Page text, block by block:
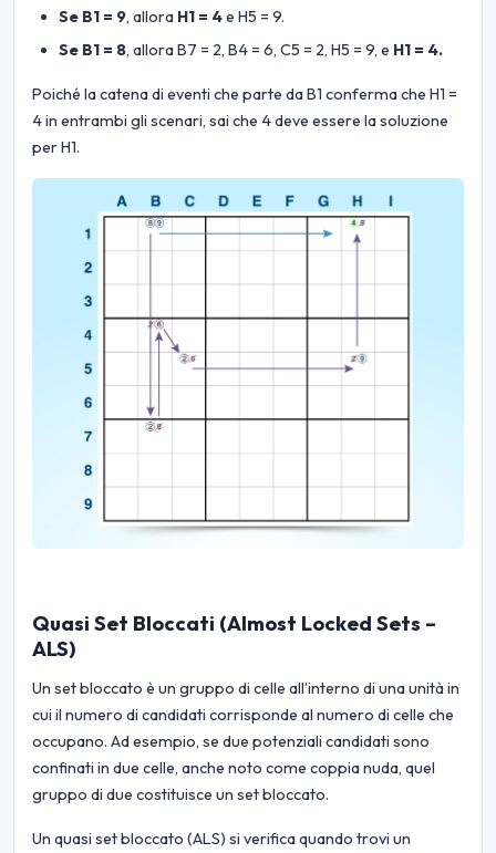
Se B1 = 9, allora H1 = 4e H5 = 9.
Se B1 = 8, allora B7 = 2, B4 = 6, C5 = 2, H5 = 9, e H1 = 4.
Poiché la catena di eventi che parte da B1 conferma che H1 =
4 in entrambi gli scenari, sai che 4 deve essere la soluzione
per H1.
Quasi Set Bloccati (Almost Locked Sets –
ALS)
Un set bloccato è un gruppo di celle all’interno di una unità in
cui il numero di candidati corrisponde al numero di celle che
occupano. Ad esempio, se due potenziali candidati sono
confinati in due celle, anche noto come coppia nuda, quel
gruppo di due costituisce un set bloccato.
Un quasi set bloccato (ALS) si verifica quando trovi un